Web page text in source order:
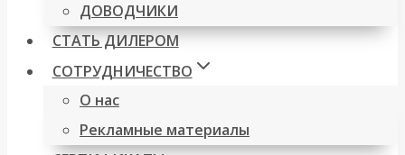
ДОВОДЧИКИ
СТАТЬ ДИЛЕРОМ
СОТРУДНИЧЕСТВО
О нас
Рекламные материалы